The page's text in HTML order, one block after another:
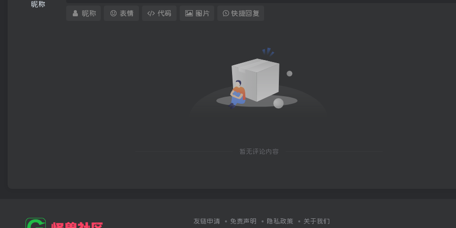
昵称
昵称
表情 代码 图片 快捷回复
暂无评论内容
友链申请 免责声明 隐私政策 关于我们